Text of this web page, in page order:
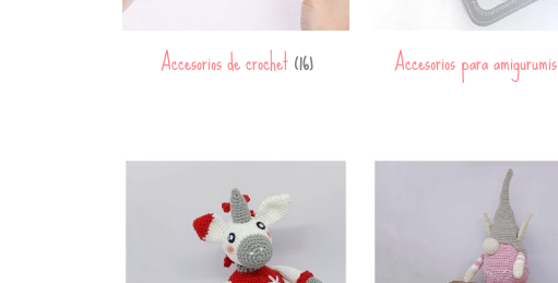
Accesorios de crochet(16) Accesorios para amigurumis